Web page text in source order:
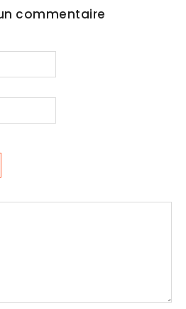
commentaire